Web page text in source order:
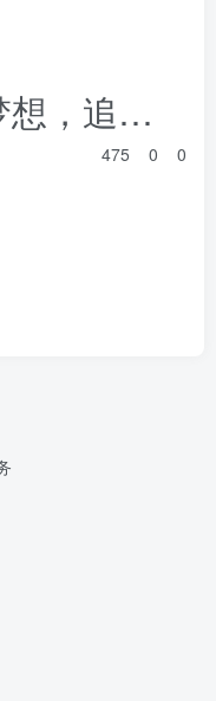
星爷-寻找最初的梦想，追求向上的力量
475 0 0